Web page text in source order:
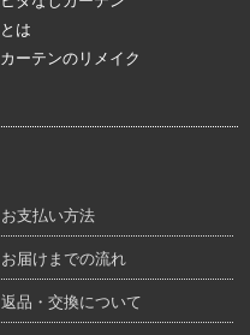
とは
カーテンのリメイク
お支払い方法
お届けまでの流れ
返品・交換について